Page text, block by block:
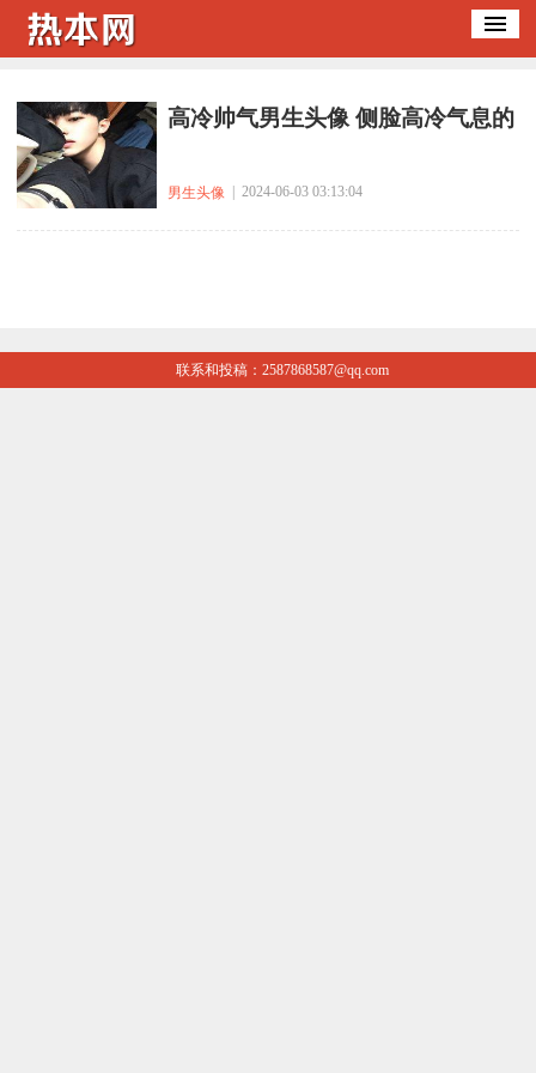
​高冷帅气男生头像 侧脸高冷气息的
男生头像 | 2024-06-03 03:13:04
联系和投稿：2587868587@qq.com